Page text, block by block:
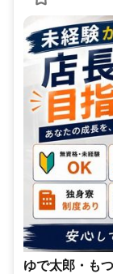
ゆで太郎・も